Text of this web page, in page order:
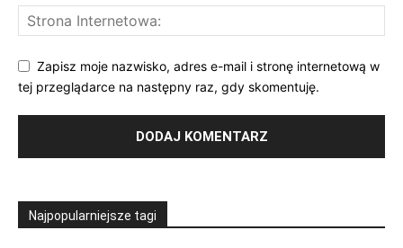
Zapisz moje nazwisko, adres e-mail i stronę internetową w
tej przeglądarce na następny raz, gdy skomentuję.
Najpopularniejsze tagi